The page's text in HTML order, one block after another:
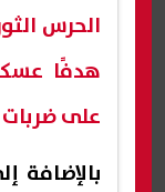
هدفًا
على
بالإضافة